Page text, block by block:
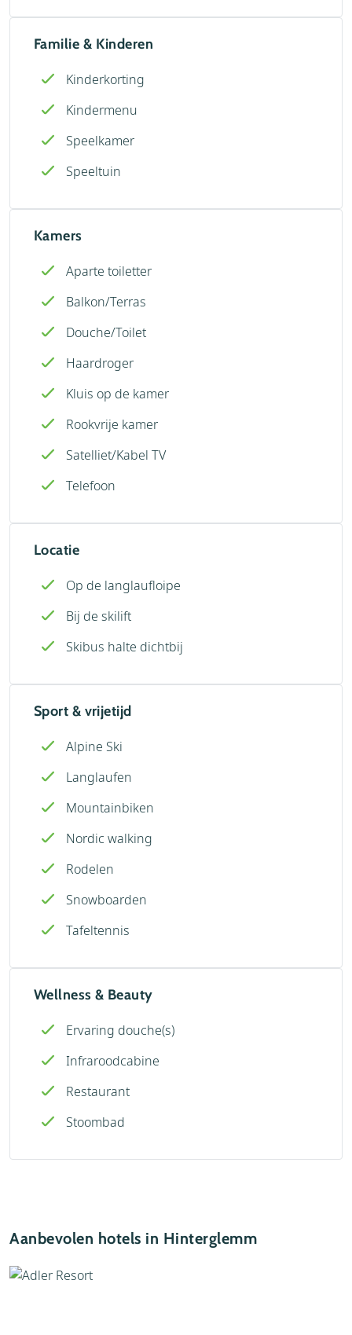
Familie & Kinderen
Kinderkorting
Kindermenu
Speelkamer
Speeltuin
Kamers
Aparte toiletter
Balkon/Terras
Douche/Toilet
Haardroger
Kluis op de kamer
Rookvrije kamer
Satelliet/Kabel TV
Telefoon
Locatie
Op de langlaufloipe
Bij de skilift
Skibus halte dichtbij
Sport & vrijetijd
Alpine Ski
Langlaufen
Mountainbiken
Nordic walking
Rodelen
Snowboarden
Tafeltennis
Wellness & Beauty
Ervaring douche(s)
Infraroodcabine
Restaurant
Stoombad
Aanbevolen hotels in Hinterglemm